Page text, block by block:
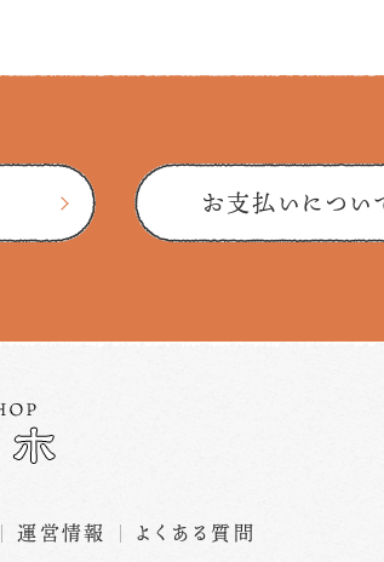
お支払いについ
運営情報 よくある質問